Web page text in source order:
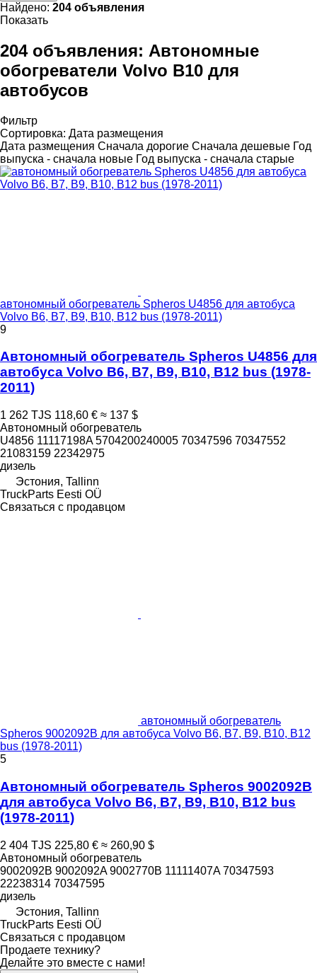
Найдено: 204 объявления
Показать
204 объявления: Автономные
обогреватели Volvo B10 для
автобусов
Фильтр
Сортировка: Дата размещения
Дата размещения Сначала дорогие Сначала дешевые Год
выпуска - сначала новые Год выпуска - сначала старые
автономный обогреватель Spheros U4856 для автобуса
Volvo B6, B7, B9, B10, B12 bus (1978-2011)
9
Автономный обогреватель Spheros U4856 для
автобуса Volvo B6, B7, B9, B10, B12 bus (1978-
2011)
1 262 TJS 118,60 € ≈ 137 $
Автономный обогреватель
U4856 11117198A 5704200240005 70347596 70347552
21083159 22342975
дизель
Эстония, Tallinn
TruckParts Eesti OÜ
Связаться с продавцом
автономный обогреватель
Spheros 9002092B для автобуса Volvo B6, B7, B9, B10, B12
bus (1978-2011)
5
Автономный обогреватель Spheros 9002092B
для автобуса Volvo B6, B7, B9, B10, B12 bus
(1978-2011)
2 404 TJS 225,80 € ≈ 260,90 $
Автономный обогреватель
9002092B 9002092A 9002770B 11111407A 70347593
22238314 70347595
дизель
Эстония, Tallinn
TruckParts Eesti OÜ
Связаться с продавцом
Продаете технику?
Делайте это вместе с нами!